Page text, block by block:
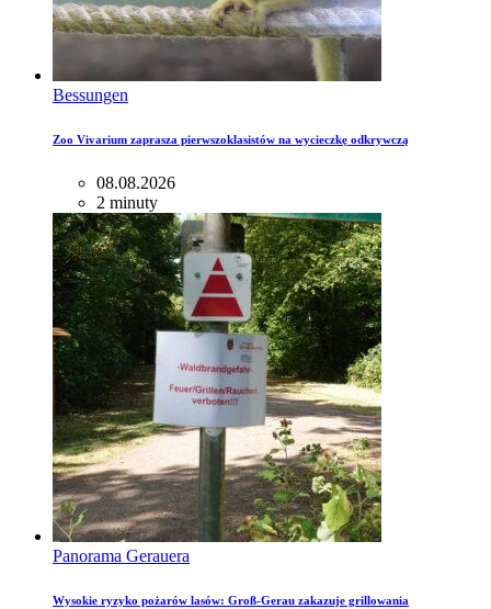
Bessungen
Zoo Vivarium zaprasza pierwszoklasistów na wycieczkę odkrywczą
08.08.2026
2 minuty
Panorama Gerauera
Wysokie ryzyko pożarów lasów: Groß-Gerau zakazuje grillowania